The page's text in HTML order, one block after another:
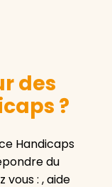
des
?
Handicaps
du
vous : , aide